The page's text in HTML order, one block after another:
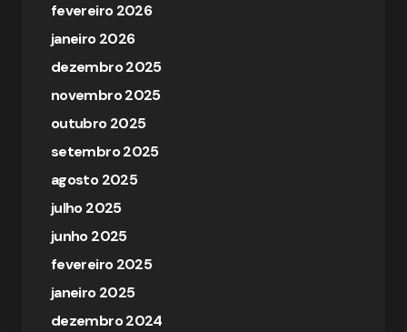
fevereiro 2026
janeiro 2026
dezembro 2025
novembro 2025
outubro 2025
setembro 2025
agosto 2025
julho 2025
junho 2025
fevereiro 2025
janeiro 2025
dezembro 2024